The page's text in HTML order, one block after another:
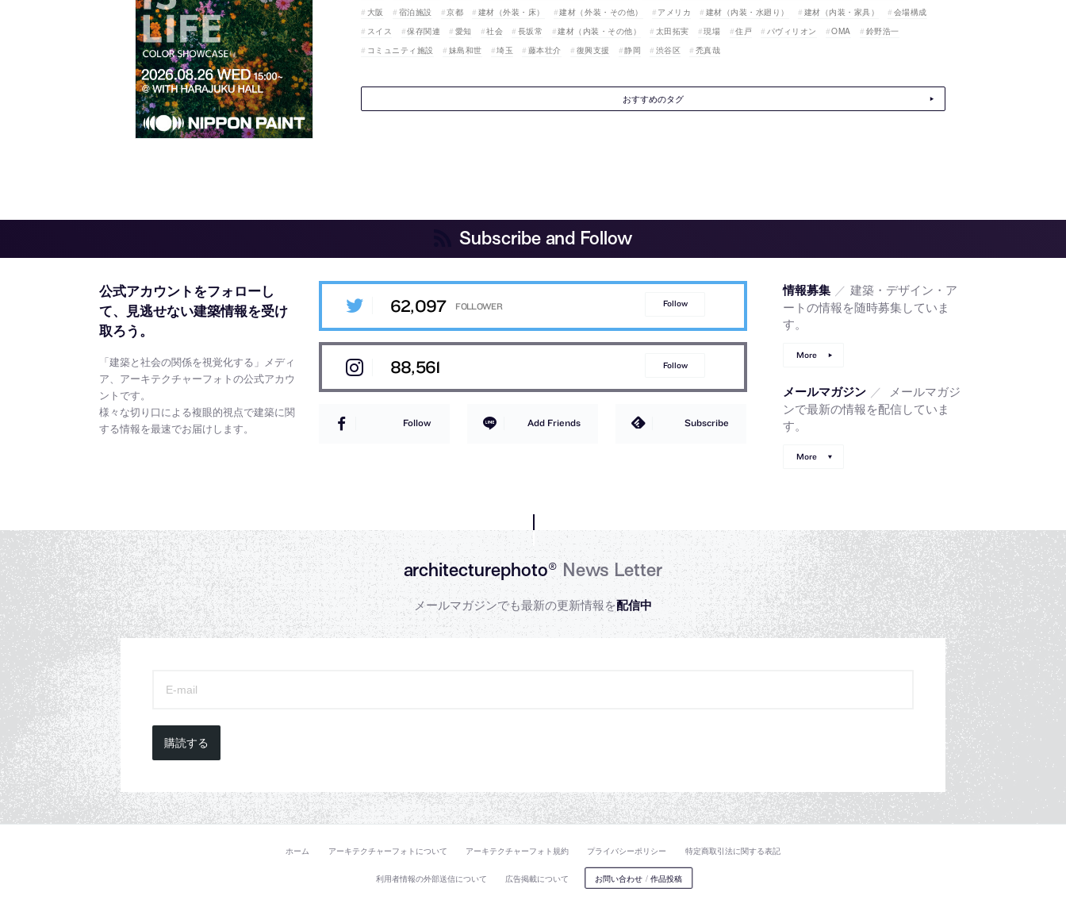
大阪
宿泊施設 京都 建材（外装・床） 建材（外装・その他） アメリカ 建材（内装・水廻り） 建材（内装・家具）
会場構成
スイス
保存関連 愛知 社会 長坂常 建材（内装・その他） 太田拓実 現場 住戸 パヴィリオン OMA
鈴野浩一
コミュニティ施設
妹島和世 埼玉 藤本壮介 復興支援 静岡 渋谷区 禿真哉
おすすめのタグ
Subscribe and Follow
公式アカウントをフォローし
て、
見逃せない建築情報を受け
取ろう。
「建築と社会の関係を視覚化する」メディ
ア、アーキテクチャーフォトの公式アカウ
ントです。
様々な切り口による複眼的視点で建築に関
する情報を最速でお届けします。
62,097 Follow
88,561 Follow
Follow Add Friends Subscribe
情報募集 ／ 建築・デザイン・ア
ートの情報を随時募集していま
す。
More
メールマガジン ／
メールマガジ
ンで最新の情報を配信していま
す。
More
architecturephoto®News Letter
メールマガジンでも最新の更新情報を配信中
購読する
ホーム アーキテクチャーフォトについて アーキテクチャーフォト規約 プライバシーポリシー 特定商取引法に関する表記
利用者情報の外部送信について 広告掲載について お問い合わせ / 作品投稿